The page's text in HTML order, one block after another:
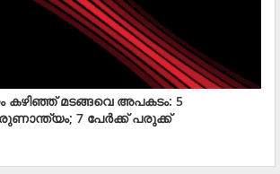
കഴിഞ്ഞ് മടങ്ങവെ അപകടം: 5
7 പേർക്ക് പരുക്ക്